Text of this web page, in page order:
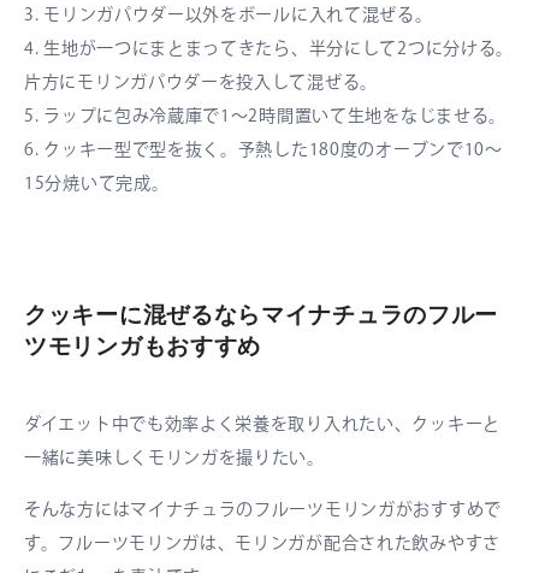
3. モリンガパウダー以外をボールに入れて混ぜる。
4. 生地が一つにまとまってきたら、半分にして2つに分ける。
片方にモリンガパウダーを投入して混ぜる。
5. ラップに包み冷蔵庫で1〜2時間置いて生地をなじませる。
6. クッキー型で型を抜く。予熱した180度のオーブンで10〜
15分焼いて完成。
クッキーに混ぜるならマイナチュラのフルー
ツモリンガもおすすめ
ダイエット中でも効率よく栄養を取り入れたい、クッキーと
一緒に美味しくモリンガを撮りたい。
そんな方にはマイナチュラのフルーツモリンガがおすすめで
す。フルーツモリンガは、モリンガが配合された飲みやすさ